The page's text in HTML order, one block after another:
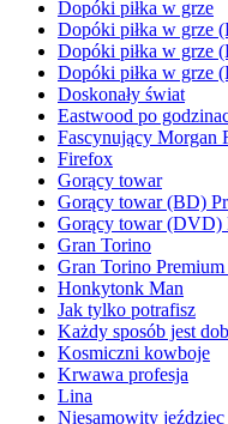
Dopóki piłka w grze
Dopóki piłka w grze
Dopóki piłka w grze
Dopóki piłka w grze
Doskonały świat
Eastwood po
Fascynujący Morgan
Firefox
Gorący towar
Gorący towar (BD)
Gorący towar (DVD)
Gran Torino
Gran Torino
Honkytonk Man
Jak tylko potrafisz
Każdy sposób jest
Kosmiczni kowboje
Krwawa profesja
Lina
Niesamowity jeździec